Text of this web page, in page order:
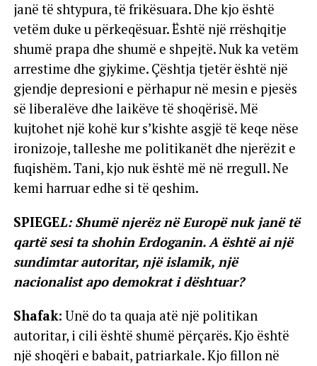
janë të shtypura, të frikësuara. Dhe kjo është
vetëm duke u përkeqësuar. Është një rrëshqitje
shumë prapa dhe shumë e shpejtë. Nuk ka vetëm
arrestime dhe gjykime. Çështja tjetër është një
gjendje depresioni e përhapur në mesin e pjesës
së liberalëve dhe laikëve të shoqërisë. Më
kujtohet një kohë kur s’kishte asgjë të keqe nëse
ironizoje, talleshe me politikanët dhe njerëzit e
fuqishëm. Tani, kjo nuk është më në rregull. Ne
kemi harruar edhe si të qeshim.
SPIEGEL: Shumë njerëz në Europë nuk janë të
qartë sesi ta shohin Erdoganin. A është ai një
sundimtar autoritar, një islamik, një
nacionalist apo demokrat i dështuar?
Shafak: Unë do ta quaja atë një politikan
autoritar, i cili është shumë përçarës. Kjo është
një shoqëri e babait, patriarkale. Kjo fillon në